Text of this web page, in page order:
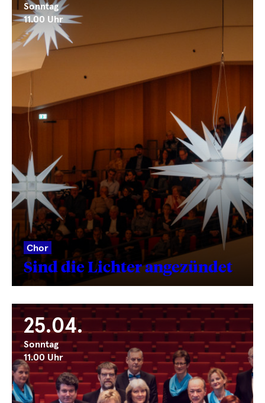
Sonntag
11.00 Uhr
Chor
Sind die Lichter angezündet
25.04.
Sonntag
11.00 Uhr